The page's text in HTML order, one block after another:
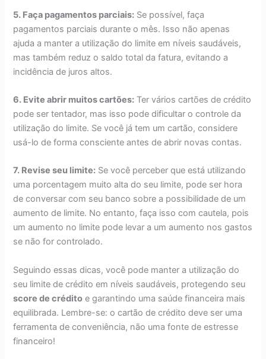
5. Faça pagamentos parciais: Se possível, faça
pagamentos parciais durante o mês. Isso não apenas
ajuda a manter a utilização do limite em níveis saudáveis,
mas também reduz o saldo total da fatura, evitando a
incidência de juros altos.
6. Evite abrir muitos cartões: Ter vários cartões de crédito
pode ser tentador, mas isso pode dificultar o controle da
utilização do limite. Se você já tem um cartão, considere
usá-lo de forma consciente antes de abrir novas contas.
7. Revise seu limite: Se você perceber que está utilizando
uma porcentagem muito alta do seu limite, pode ser hora
de conversar com seu banco sobre a possibilidade de um
aumento de limite. No entanto, faça isso com cautela, pois
um aumento no limite pode levar a um aumento nos gastos
se não for controlado.
Seguindo essas dicas, você pode manter a utilização do
seu limite de crédito em níveis saudáveis, protegendo seu
score de crédito e garantindo uma saúde financeira mais
equilibrada. Lembre-se: o cartão de crédito deve ser uma
ferramenta de conveniência, não uma fonte de estresse
financeiro!